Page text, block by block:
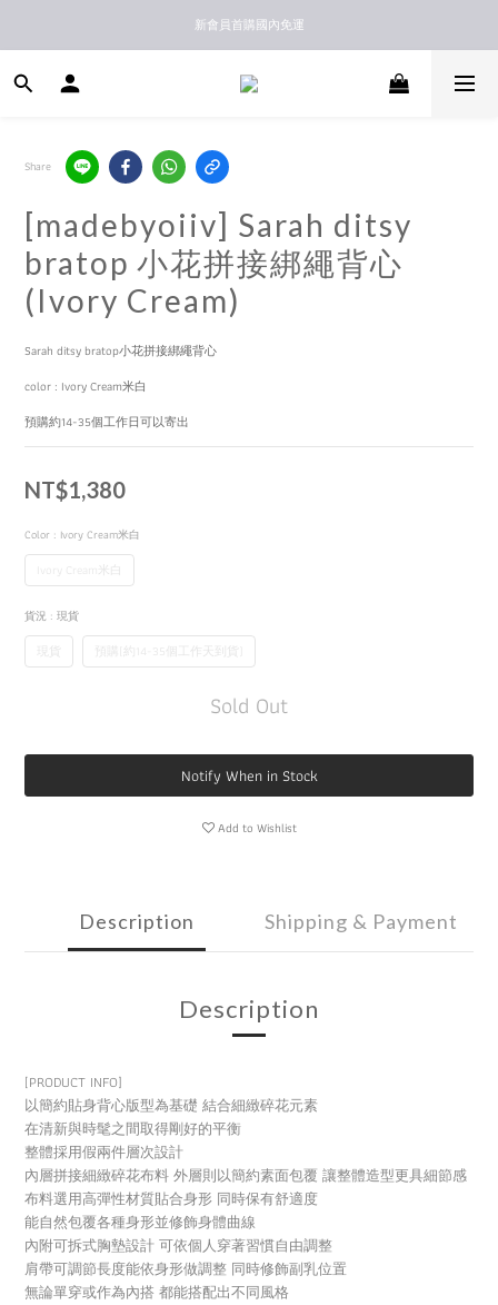
新馬港澳順豐到付配送
新會員首購國內免運
新馬港澳順豐到付配送
Share
[madebyoiiv] Sarah ditsy
bratop 小花拼接綁繩背心
(Ivory Cream)
Sarah ditsy bratop小花拼接綁繩背心
color : Ivory Cream米白
預購約14-35個工作日可以寄出
NT$1,380
Color : Ivory Cream米白
Ivory Cream米白
貨況 : 現貨
現貨 預購(約14-35個工作天到貨)
Sold Out
Notify When in Stock
Add to Wishlist
Description Shipping & Payment
Description
[PRODUCT INFO]
以簡約貼身背心版型為基礎 結合細緻碎花元素
在清新與時髦之間取得剛好的平衡
整體採用假兩件層次設計
內層拼接細緻碎花布料 外層則以簡約素面包覆 讓整體造型更具細節感
布料選用高彈性材質貼合身形 同時保有舒適度
能自然包覆各種身形並修飾身體曲線
內附可拆式胸墊設計 可依個人穿著習慣自由調整
肩帶可調節長度能依身形做調整 同時修飾副乳位置
無論單穿或作為內搭 都能搭配出不同風格